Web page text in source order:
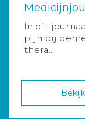
In dit
pijn bij
thera...
Bekijk